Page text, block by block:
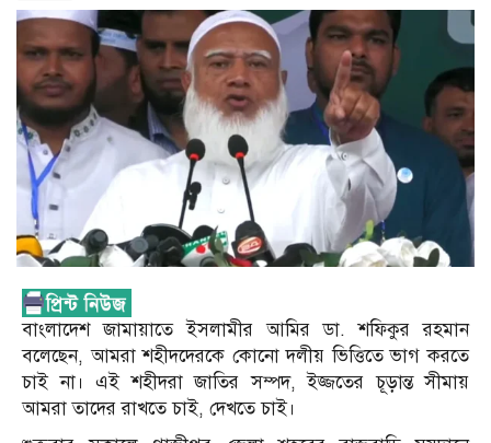
বাংলাদেশ জামায়াতে ইসলামীর আমির ডা. শফিকুর রহমান
বলেছেন, আমরা শহীদদেরকে কোনো দলীয় ভিত্তিতে ভাগ করতে
চাই না। এই শহীদরা জাতির সম্পদ, ইজ্জতের চূড়ান্ত সীমায়
আমরা তাদের রাখতে চাই, দেখতে চাই।